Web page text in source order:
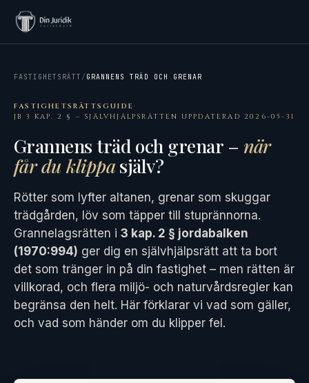
FASTIGHETSRÄTT / GRANNENS TRÄD OCH GRENAR
FASTIGHETSRÄTTSGUIDE·
JB 3 KAP. 2 § – SJÄLVHJÄLPSRÄTTEN · UPPDATERAD 2026-05-31
Grannens träd och grenar – när
får du klippasjälv?
Rötter som lyfter altanen, grenar som skuggar
trädgården, löv som täpper till stuprännorna.
Grannelagsrätten i 3 kap. 2 § jordabalken
(1970:994) ger dig en självhjälpsrätt att ta bort
det som tränger in på din fastighet – men rätten är
villkorad, och flera miljö- och naturvårdsregler kan
begränsa den helt. Här förklarar vi vad som gäller,
och vad som händer om du klipper fel.